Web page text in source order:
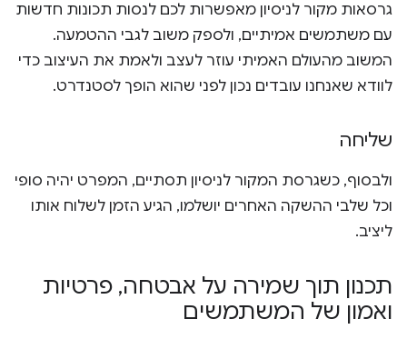
גרסאות מקור לניסיון מאפשרות לכם לנסות תכונות חדשות
עם משתמשים אמיתיים, ולספק משוב לגבי ההטמעה.
המשוב מהעולם האמיתי עוזר לעצב ולאמת את העיצוב כדי
לוודא שאנחנו עובדים נכון לפני שהוא הופך לסטנדרט.
שליחה
ולבסוף, כשגרסת המקור לניסיון תסתיים, המפרט יהיה סופי
וכל שלבי ההשקה האחרים יושלמו, הגיע הזמן לשלוח אותו
ליציב.
תכנון תוך שמירה על אבטחה, פרטיות
ואמון של המשתמשים